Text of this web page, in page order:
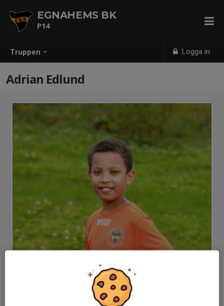
Truppen Logga in
EGNAHEMS BK
P14
Adrian Edlund